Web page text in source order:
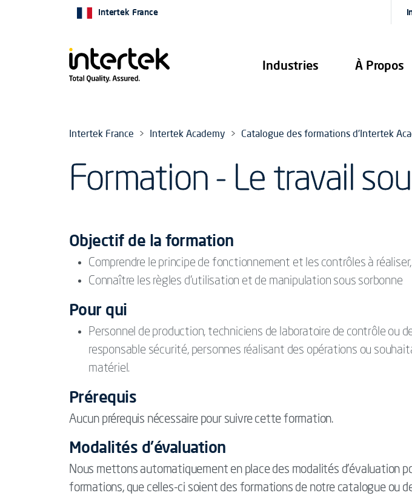
Industries À Propos
Intertek France
Intertek France Intertek Academy Catalogue des formations d'Intertek
Formation - Le travail
Objectif de la formation
Comprendre le principe de fonctionnement et les contrôles à réaliser,
Connaître les règles d’utilisation et de manipulation sous sorbonne
Pour qui
Personnel de production, techniciens de laboratoire de contrôle ou
responsable sécurité, personnes réalisant des opérations ou
matériel.
Prérequis
Aucun prérequis nécessaire pour suivre cette formation.
Modalités d'évaluation
Nous mettons automatiquement en place des modalités d’évaluation
formations, que celles-ci soient des formations de notre catalogue ou